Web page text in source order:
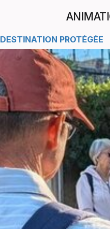
DESTINATION PROTÉGÉE